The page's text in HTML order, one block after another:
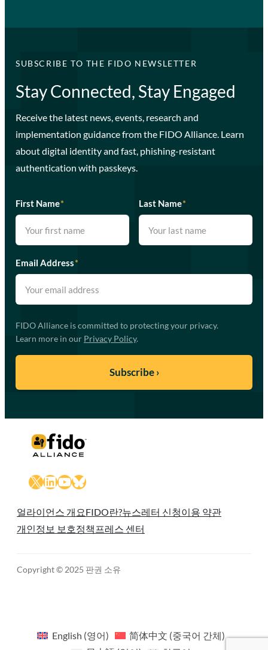
SUBSCRIBE TO THE FIDO NEWSLETTER
Stay Connected, Stay Engaged
Receive the latest news, events, research and
implementation guidance from the FIDO Alliance. Learn
about digital identity and fast, phishing-resistant
authentication with passkeys.
First Name* Last Name*
Email Address*
FIDO Alliance is committed to protecting your privacy.
Learn more in our Privacy Policy.
X LinkedIn
YouTube
Bluesky
얼라이언스 개요FIDO란?뉴스레터 신청이용 약관
개인정보 보호정책 프레스 센터
Copyright © 2025 판권 소유
English (영어) 简体中文 (중국어 간체)